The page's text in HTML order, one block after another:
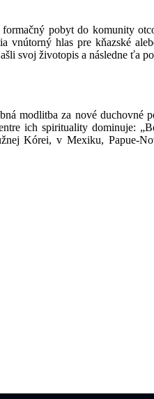
pobyt do komunity
vnútorný hlas pre kňaz­ské
svoj životopis a následne ťa
modlitba za nové duchovné
ich spirituality dominuje:
Kórei, v Mexiku, Papue-